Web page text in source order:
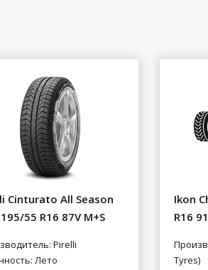
Cinturato All Season
55 R16 87V M+S
Pirelli
Лето
Ikon
R16
Tyres)